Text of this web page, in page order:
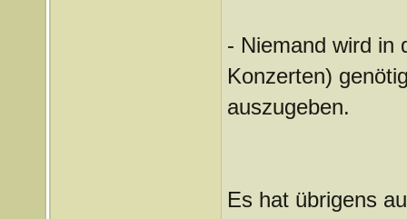
- Niemand wird in
Konzerten)
auszugeben.
Es hat übrigens